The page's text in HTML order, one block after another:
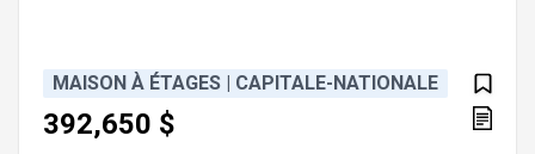
MAISON À ÉTAGES | CAPITALE-NATIONALE
392,650 $